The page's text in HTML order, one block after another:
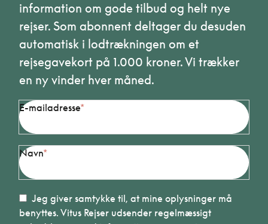
information om gode tilbud og helt nye
rejser. Som abonnent deltager du desuden
automatisk i lodtrækningen om et
rejsegavekort på 1.000 kroner. Vi trækker
en ny vinder hver måned.
E-mailadresse
Navn
Jeg giver samtykke til, at mine oplysninger må
benyttes. Vitus Rejser udsender regelmæssigt